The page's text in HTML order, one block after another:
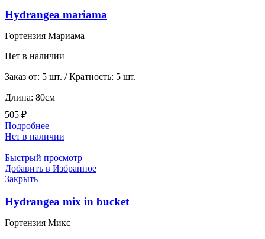
Hydrangea mariama
Гортензия Мариама
Нет в наличии
Заказ от: 5 шт. / Кратность: 5 шт.
Длина: 80см
505 ₽
Подробнее
Нет в наличии
Быстрый просмотр
Добавить в Избранное
Закрыть
Hydrangea mix in bucket
Гортензия Микс